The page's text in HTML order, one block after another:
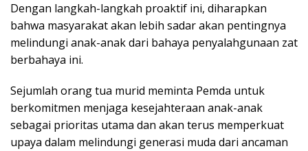
Dengan langkah-langkah proaktif ini, diharapkan
bahwa masyarakat akan lebih sadar akan pentingnya
melindungi anak-anak dari bahaya penyalahgunaan zat
berbahaya ini.
Sejumlah orang tua murid meminta Pemda untuk
berkomitmen menjaga kesejahteraan anak-anak
sebagai prioritas utama dan akan terus memperkuat
upaya dalam melindungi generasi muda dari ancaman